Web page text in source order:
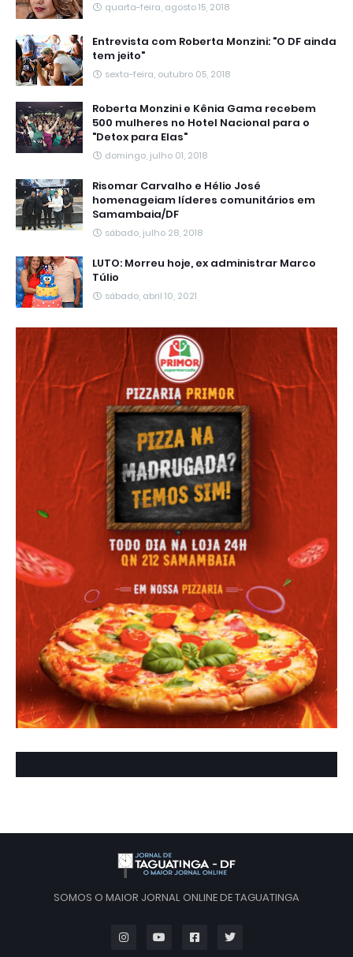
quarta-feira, agosto 15, 2018
Entrevista com Roberta Monzini: "O DF ainda
tem jeito"
sexta-feira, outubro 05, 2018
Roberta Monzini e Kênia Gama recebem
500 mulheres no Hotel Nacional para o
"Detox para Elas"
domingo, julho 01, 2018
Risomar Carvalho e Hélio José
homenageiam líderes comunitários em
Samambaia/DF
sábado, julho 28, 2018
LUTO: Morreu hoje, ex administrar Marco
Túlio
sábado, abril 10, 2021
SOMOS O MAIOR JORNAL ONLINE DE TAGUATINGA